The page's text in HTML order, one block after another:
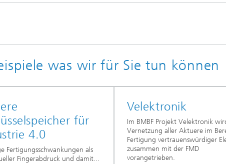
was wir für Sie tun können
für
4.0
Fertigungsschwankungen als
Fingerabdruck und damit...
Velektronik
Im BMBF Projekt Velektronik
Vernetzung aller Aktuere im
Fertigung vertrauenswürdiger
zusammen mit der FMD
vorangetrieben.